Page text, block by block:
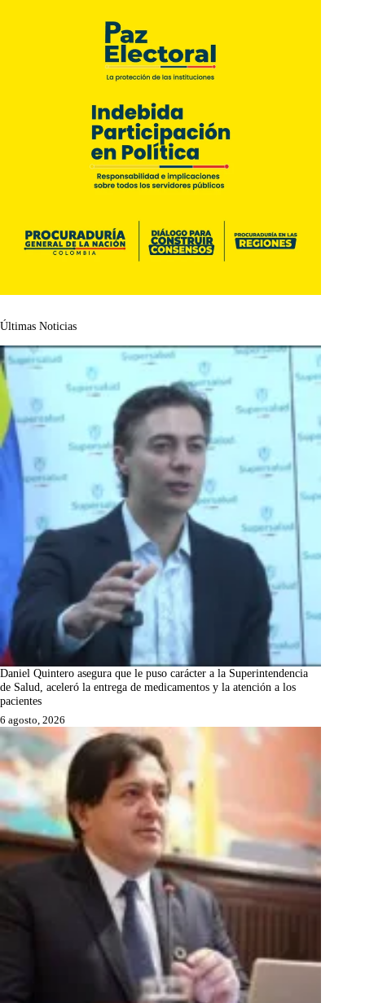
Últimas Noticias
Daniel Quintero asegura que le puso carácter a la Superintendencia
de Salud, aceleró la entrega de medicamentos y la atención a los
pacientes
6 agosto, 2026